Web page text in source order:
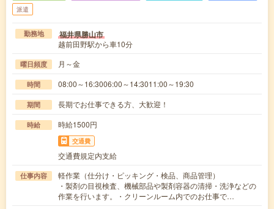
派遣
勤務地 福井県勝山市
越前田野駅から車10分
曜日頻度 月～金
時間 08:00～16:3006:00～14:3011:00～19:30
期間 長期でお仕事できる方、大歓迎！
時給 時給1500円
交通費
交通費規定内支給
仕事内容
軽作業（仕分け・ピッキング・検品、商品管理）
・製剤の目視検査、機械部品や製剤容器の清掃・洗浄などの
作業を行います。・クリーンルーム内でのお仕事で…